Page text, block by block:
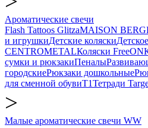
Ароматические свечи
Flash Tattoos GlitzaMAISON
и игрушкиДетские коляски
CENTROMETALКоляски FreeON
сумки и рюкзакиПеналы
городскиеРюкзаки дошкольные
для сменной обувиТ1Тетради
>
Малые ароматические свечи WW